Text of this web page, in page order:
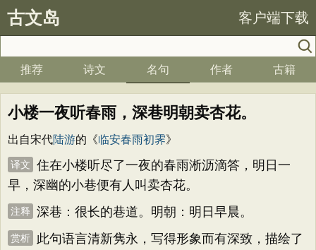
古文岛 客户端下载
推荐 诗文 名句 作者 古籍
小楼一夜听春雨，深巷明朝卖杏花。
出自宋代陆游的《临安春雨初霁》
译文
住在小楼听尽了一夜的春雨淅沥滴答，明日一
早，深幽的小巷便有人叫卖杏花。
注释 深巷：很长的巷道。明朝：明日早晨。
赏析
此句语言清新隽永，写得形象而有深致，描绘了